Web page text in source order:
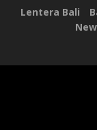
Lentera Bali